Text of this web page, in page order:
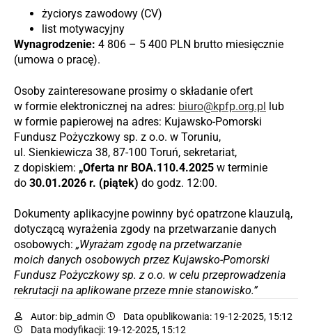
życiorys zawodowy (CV)
list motywacyjny
Wynagrodzenie: 4 806 – 5 400 PLN brutto miesięcznie
(umowa o pracę).
Osoby zainteresowane prosimy o składanie ofert
w formie elektronicznej na adres: biuro@kpfp.org.pl lub
w formie papierowej na adres: Kujawsko-Pomorski
Fundusz Pożyczkowy sp. z o.o. w Toruniu,
ul. Sienkiewicza 38, 87-100 Toruń, sekretariat,
z dopiskiem: „Oferta nr BOA.110.4.2025 w terminie
do 30.01.2026 r. (piątek) do godz. 12:00.
Dokumenty aplikacyjne powinny być opatrzone klauzulą,
dotyczącą wyrażenia zgody na przetwarzanie danych
osobowych: „Wyrażam zgodę na przetwarzanie
moich danych osobowych przez Kujawsko-Pomorski
Fundusz Pożyczkowy sp. z o.o. w celu przeprowadzenia
rekrutacji na aplikowane przeze mnie stanowisko.”
Autor: bip_admin
Data opublikowania: 19-12-2025, 15:12
Data modyfikacji: 19-12-2025, 15:12